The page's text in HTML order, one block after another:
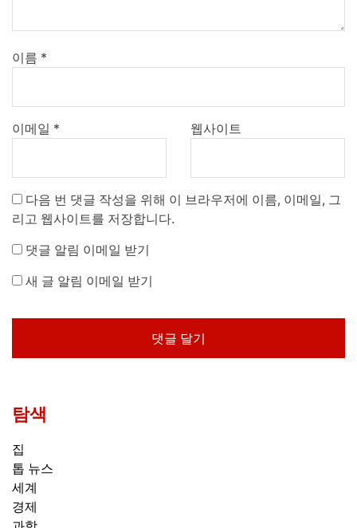
이름 *
이메일 * 웹사이트
다음 번 댓글 작성을 위해 이 브라우저에 이름, 이메일, 그
리고 웹사이트를 저장합니다.
댓글 알림 이메일 받기
새 글 알림 이메일 받기
탐색
집
톱 뉴스
세계
경제